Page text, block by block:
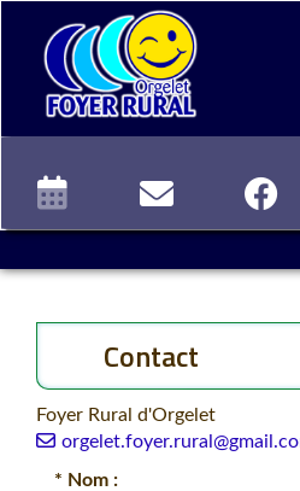
Contact
Foyer Rural d'Orgelet
* Nom :